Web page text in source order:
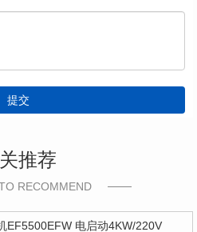
提交
推荐
RECOMMEND
EF5500EFW 电启动4KW/220V